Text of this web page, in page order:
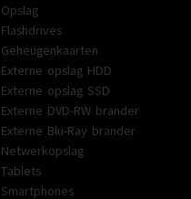
Opslag
Flashdrives
Geheugenkaarten
Externe opslag HDD
Externe opslag SSD
Externe DVD-RW brander
Externe Blu-Ray brander
Netwerkopslag
Tablets
Smartphones